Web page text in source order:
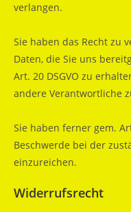
verlangen.
Sie haben das Recht zu
Daten, die Sie uns
Art. 20 DSGVO zu
andere Verantwortliche
Sie haben ferner gem.
Beschwerde bei der
einzureichen.
Widerrufsrecht